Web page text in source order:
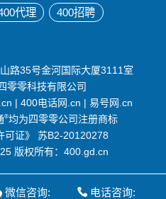
代理
400招聘
路35号金河国际大厦3111室
零零科技有限公司
| 400电话网.cn | 易号网.cn
®均为四零零公司注册商标
可证》
苏B2-20120278
版权所有：400.gd.cn
微信咨询: 电话咨询: